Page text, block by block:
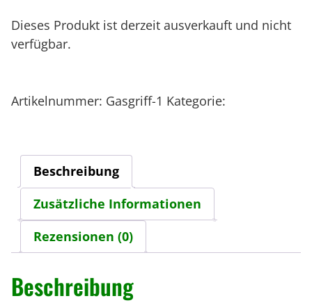
Dieses Produkt ist derzeit ausverkauft und nicht
verfügbar.
Artikelnummer: Gasgriff-1 Kategorie:
Beschreibung
Zusätzliche Informationen
Rezensionen (0)
Beschreibung